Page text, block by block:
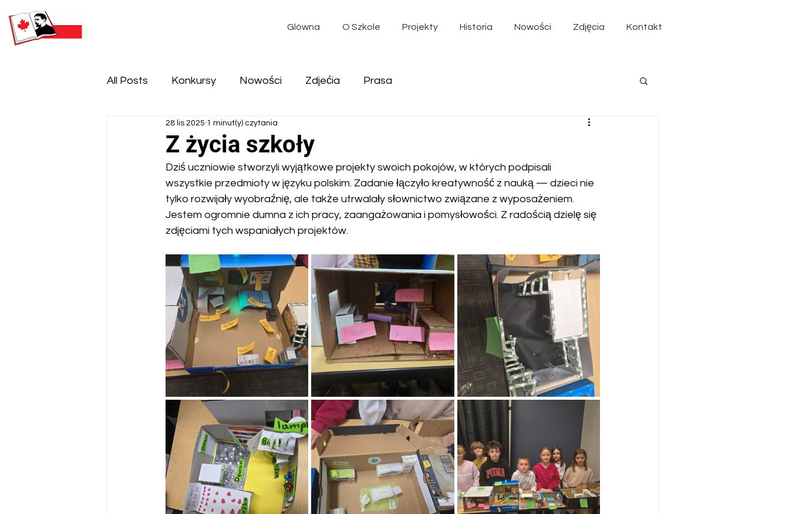
Glówna O Szkole Projekty Historia Nowości Zdjęcia Kontakt
All Posts Konkursy Nowości Zdjećia Prasa
Z życia szkoły
28 lis 2025 1 minut(y) czytania
Dziś uczniowie stworzyli wyjątkowe projekty swoich pokojów, w których podpisali
wszystkie przedmioty w języku polskim. Zadanie łączyło kreatywność z nauką — dzieci nie
tylko rozwijały wyobraźnię, ale także utrwalały słownictwo związane z wyposażeniem.
Jestem ogromnie dumna z ich pracy, zaangażowania i pomysłowości. Z radością dzielę się
zdjęciami tych wspaniałych projektów.